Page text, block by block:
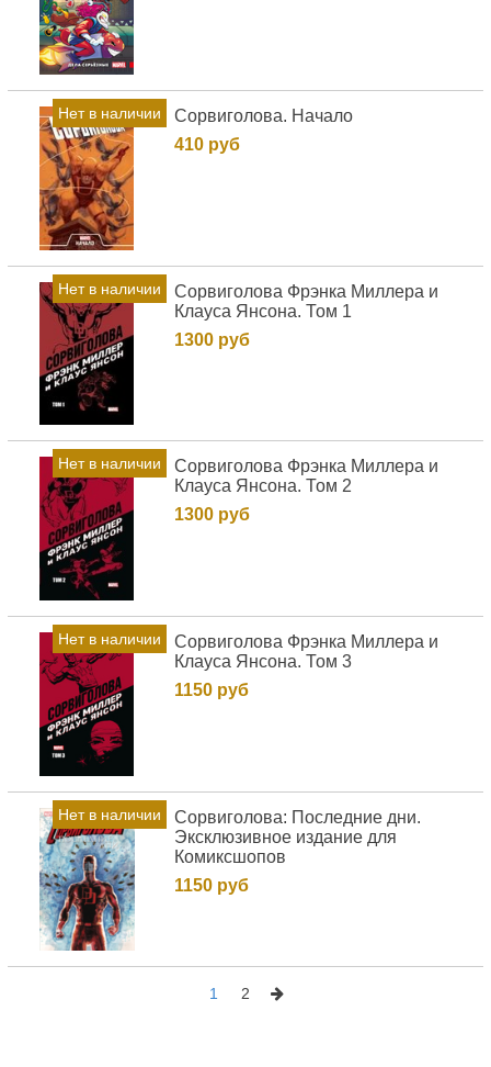
Нет в наличии
Сорвиголова. Начало
410 руб
Нет в наличии
Сорвиголова Фрэнка Миллера и
Клауса Янсона. Том 1
1300 руб
Нет в наличии
Сорвиголова Фрэнка Миллера и
Клауса Янсона. Том 2
1300 руб
Нет в наличии
Сорвиголова Фрэнка Миллера и
Клауса Янсона. Том 3
1150 руб
Нет в наличии
Сорвиголова: Последние дни.
Эксклюзивное издание для
Комиксшопов
1150 руб
1 2